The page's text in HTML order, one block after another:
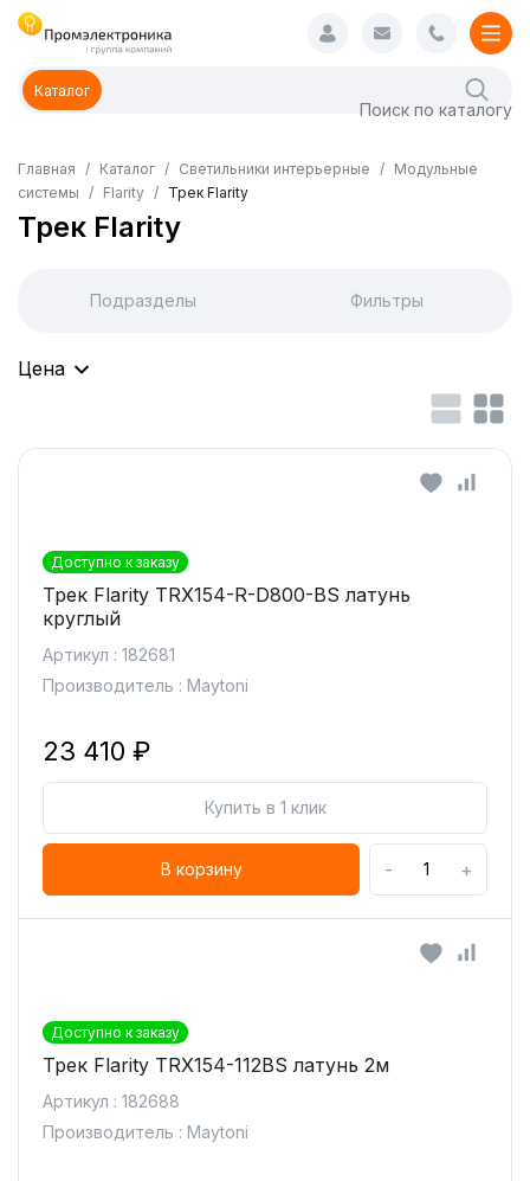
Каталог
Главная Каталог Светильники интерьерные
Модульные
системы
Flarity Трек Flarity
Трек Flarity
Подразделы Фильтры
Цена
Доступно к заказу
Трек Flarity TRX154-R-D800-BS латунь
круглый
Артикул : 182681
Производитель : Maytoni
23 410 ₽
Купить в 1 клик
В корзину - +
Доступно к заказу
Трек Flarity TRX154-112BS латунь 2м
Артикул : 182688
Производитель : Maytoni